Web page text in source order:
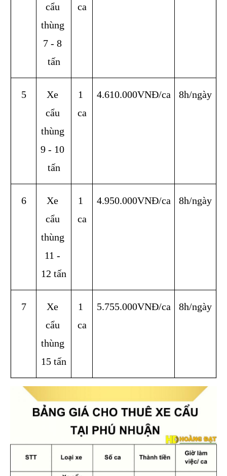
cẩu
thùng
7 - 8
tấn
ca
5
Xe
cẩu
thùng
9 - 10
tấn
1
ca
4.610.000VNĐ/ca 8h/ngày
6
Xe
cẩu
thùng
11 -
12 tấn
1
ca
4.950.000VNĐ/ca 8h/ngày
7
Xe
cẩu
thùng
15 tấn
1
ca
5.755.000VNĐ/ca 8h/ngày